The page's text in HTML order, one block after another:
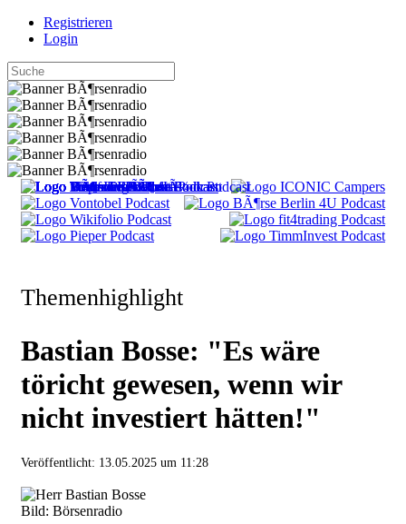
Registrieren
Login
Themenhighlight
Bastian Bosse: "Es wäre
töricht gewesen, wenn wir
nicht investiert hätten!"
Veröffentlicht: 13.05.2025 um 11:28
Bild: Börsenradio